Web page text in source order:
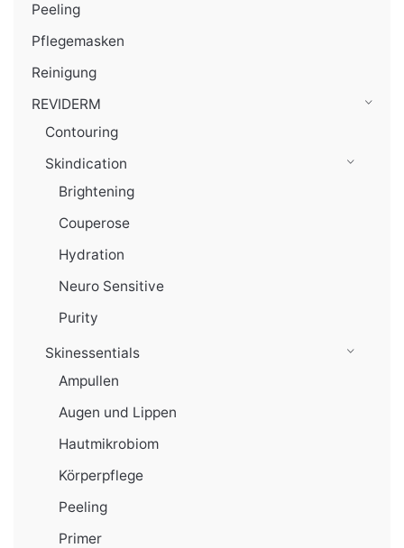
Peeling
Pflegemasken
Reinigung
REVIDERM
Contouring
Skindication
Brightening
Couperose
Hydration
Neuro Sensitive
Purity
Skinessentials
Ampullen
Augen und Lippen
Hautmikrobiom
Körperpflege
Peeling
Primer